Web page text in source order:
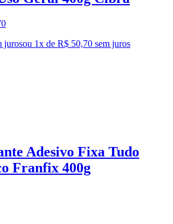
jurosou 1x de R$ 50,70 sem juros
Adesivo Fixa Tudo
Franfix 400g